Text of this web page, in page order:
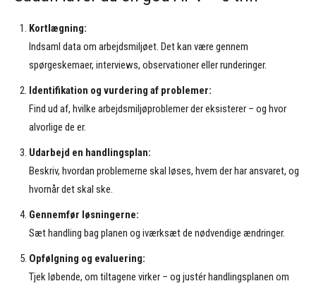
Kortlægning:
Indsaml data om arbejdsmiljøet. Det kan være gennem
spørgeskemaer, interviews, observationer eller runderinger.
Identifikation og vurdering af problemer:
Find ud af, hvilke arbejdsmiljøproblemer der eksisterer – og hvor
alvorlige de er.
Udarbejd en handlingsplan:
Beskriv, hvordan problemerne skal løses, hvem der har ansvaret, og
hvornår det skal ske.
Gennemfør løsningerne:
Sæt handling bag planen og iværksæt de nødvendige ændringer.
Opfølgning og evaluering:
Tjek løbende, om tiltagene virker – og justér handlingsplanen om